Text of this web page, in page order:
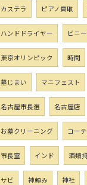
カステラ ピアノ買取
ハンドドライヤー ビニ
東京オリンピック 時間
墓じまい マニフェスト
名古屋市長選 名古屋店
お墓クリーニング コー
市長室 インド 酒類
サビ 神頼み 神社